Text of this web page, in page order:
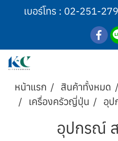
เบอร์โทร : 02-251-
หน้าแรก สินค้าทั้งหมด
เครื่องครัวญี่ปุ่น
อุป
อุปกรณ์